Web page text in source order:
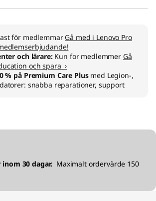
för medlemmar Gå med i Lenovo Pro
och lärare: Kun for medlemmer Gå
och spara ›
% på Premium Care Plusmed Legion-,
snabba reparationer, support
30 dagar. Maximalt ordervärde 150